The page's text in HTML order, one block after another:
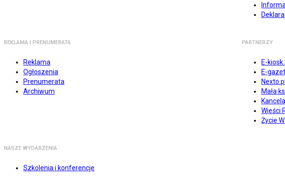
REKLAMA I PRENUMERATA
Reklama
Ogłoszenia
Prenumerata
Archiwum
PARTNERZY
E-
E-
Nexto.pl
Mała
Wieści
Życie
NASZE WYDARZENIA
Szkolenia i konferencje